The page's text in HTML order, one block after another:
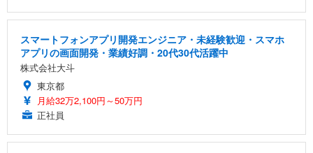
スマートフォンアプリ開発エンジニア・未経験歓迎・スマホ
アプリの画面開発・業績好調・20代30代活躍中
株式会社大斗
東京都
月給32万2,100円～50万円
正社員